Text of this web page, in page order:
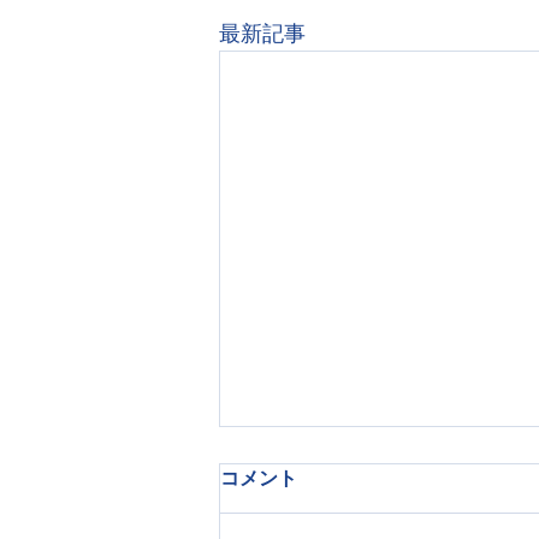
最新記事
「できた」を積み重ねる療育
子どもが何かを覚える瞬間には、
コメント